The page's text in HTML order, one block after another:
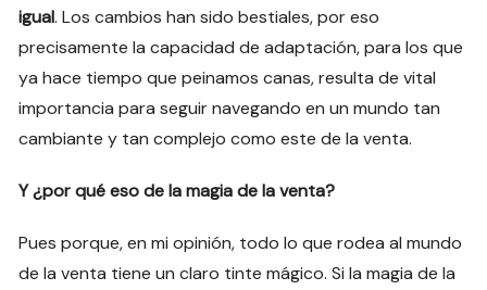
igual. Los cambios han sido bestiales, por eso
precisamente la capacidad de adaptación, para los que
ya hace tiempo que peinamos canas, resulta de vital
importancia para seguir navegando en un mundo tan
cambiante y tan complejo como este de la venta.
Y ¿por qué eso de la magia de la venta?
Pues porque, en mi opinión, todo lo que rodea al mundo
de la venta tiene un claro tinte mágico. Si la magia de la